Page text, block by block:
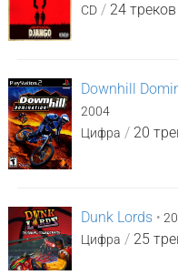
CD / 24 треков
Downhill
2004
Цифра / 20
Dunk Lords •
Цифра / 25